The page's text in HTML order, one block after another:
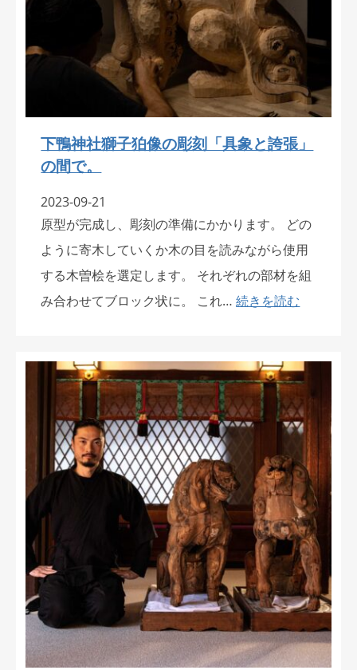
下鴨神社獅子狛像の彫刻「具象と誇張」
の間で。
2023-09-21
原型が完成し、彫刻の準備にかかります。 どの
ように寄木していくか木の目を読みながら使用
する木曽桧を選定します。 それぞれの部材を組
み合わせてブロック状に。 これ…続きを読む